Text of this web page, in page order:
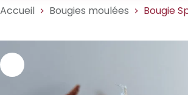
Accueil Bougies moulées Bougie